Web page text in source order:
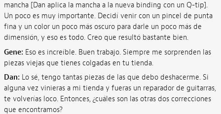
mancha [Dan aplica la mancha a la nueva binding con un Q-tip].
Un poco es muy importante. Decidí venir con un pincel de punta
fina y un color un poco más oscuro para darle un poco más de
dimensión, y eso es todo. Creo que resultó bastante bien.
Gene: Eso es increíble. Buen trabajo. Siempre me sorprenden las
piezas viejas que tienes colgadas en tu tienda.
Dan: Lo sé, tengo tantas piezas de las que debo deshacerme. Si
alguna vez vinieras a mi tienda y fueras un reparador de guitarras,
te volverías loco. Entonces, ¿cuáles son las otras dos correcciones
que encontramos?